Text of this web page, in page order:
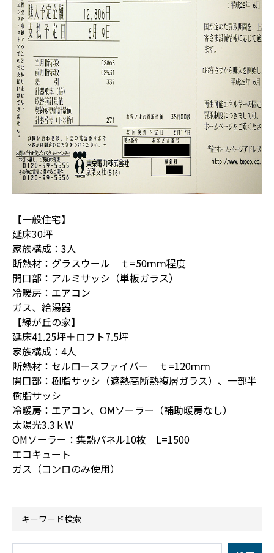
【一般住宅】
延床30坪
家族構成：3人
断熱材：グラスウール ｔ=50ｍｍ程度
開口部：アルミサッシ（単板ガラス）
冷暖房：エアコン
ガス、給湯器
【緑が丘の家】
延床41.25坪＋ロフト7.5坪
家族構成：4人
断熱材：セルロースファイバー ｔ=120ｍｍ
開口部：樹脂サッシ（遮熱高断熱複層ガラス）、一部半
樹脂サッシ
冷暖房：エアコン、OMソーラー（補助暖房なし）
太陽光3.3ｋW
OMソーラー：集熱パネル10枚 L=1500
エコキュート
ガス（コンロのみ使用）
キーワード検索